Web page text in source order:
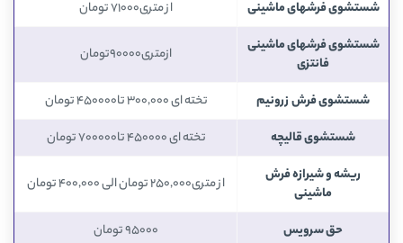
شستشوی فرشهای ماشینی
از متری71000 تومان
شستشوی فرشهای ماشینی
فانتزی
ازمتری90000تومان
شستشوی فرش زرونیم
تخته ای 300,000 تا450000 تومان
شستشوی قالیچه
تخته ای 450000 تا700000 تومان
ریشه و شیرازه فرش
ماشینی
از متری250,000 تومان الی 400,000 تومان
حق سرویس
95000 تومان